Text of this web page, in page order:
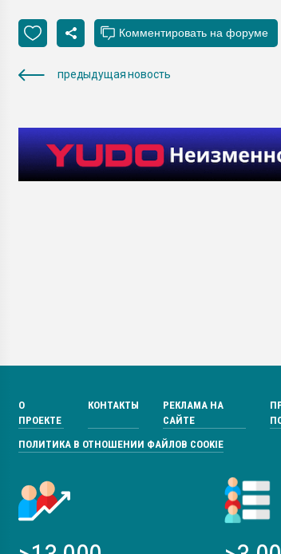
предыдущая новость
О
ПРОЕКТЕ
КОНТАКТЫ
РЕКЛАМА НА
САЙТЕ
ПОЛИТИКА В ОТНОШЕНИИ ФАЙЛОВ COOKIE